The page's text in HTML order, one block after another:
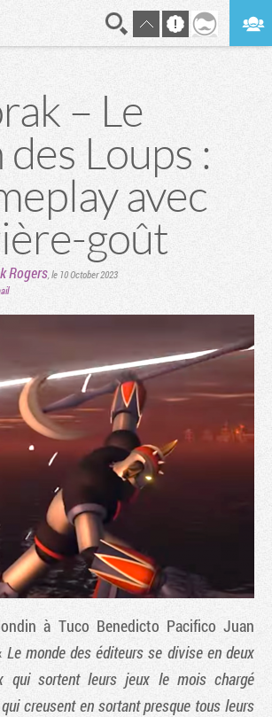
– Le
Loups :
avec
goût
Rogers,le 10 October 2023
à Tuco Benedicto Pacifico Juan
Le monde des éditeurs se divise en deux
qui sortent leurs jeux le mois chargé
creusent en sortant presque tous leurs